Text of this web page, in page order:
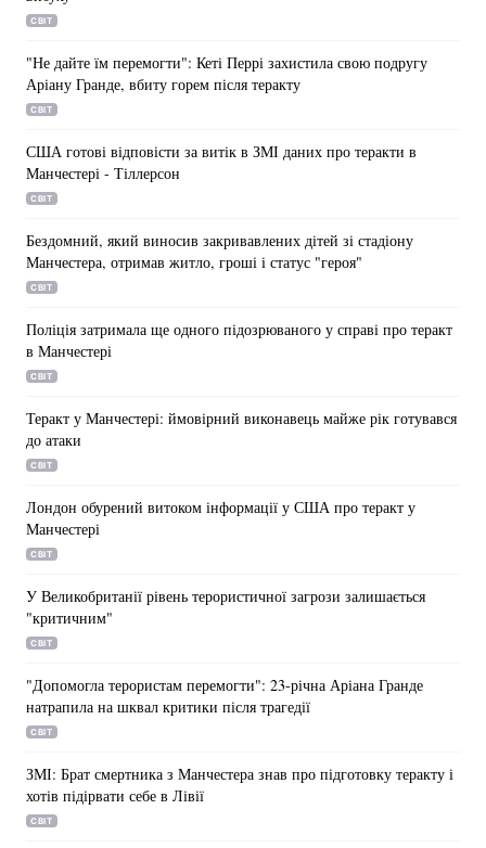
Спорт Наука
Зброя
Цікавинки
Екологія Регіони
Лонгріди
Відео з Youtube
Архів
Послуги
СВІТ
"Не дайте їм перемогти": Кеті Перрі захистила свою подругу
Аріану Гранде, вбиту горем після теракту
СВІТ
США готові відповісти за витік в ЗМІ даних про теракти в
Манчестері - Тіллерсон
СВІТ
Бездомний, який виносив закривавлених дітей зі стадіону
Манчестера, отримав житло, гроші і статус "героя"
СВІТ
Поліція затримала ще одного підозрюваного у справі про теракт
в Манчестері
СВІТ
Теракт у Манчестері: ймовірний виконавець майже рік готувався
до атаки
СВІТ
Лондон обурений витоком інформації у США про теракт у
Манчестері
СВІТ
У Великобританії рівень терористичної загрози залишається
"критичним"
СВІТ
"Допомогла терористам перемогти": 23-річна Аріана Гранде
натрапила на шквал критики після трагедії
СВІТ
ЗМІ: Брат смертника з Манчестера знав про підготовку теракту і
хотів підірвати себе в Лівії
СВІТ